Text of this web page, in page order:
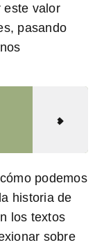
este valor
pasando
podemos
historia de
los textos
sobre